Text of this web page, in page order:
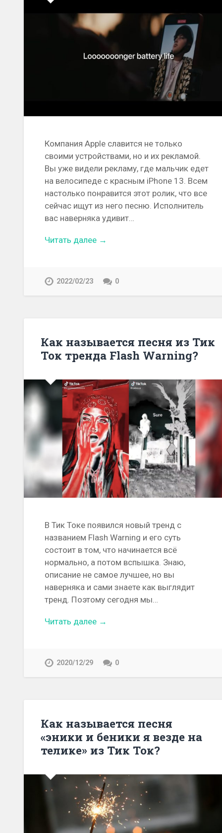
Компания Apple славится не только
своими устройствами, но и их рекламой.
Вы уже видели рекламу, где мальчик едет
на велосипеде с красным iPhone 13. Всем
настолько понравится этот ролик, что все
сейчас ищут из него песню. Исполнитель
вас наверняка удивит…
Читать далее →
2022/02/23 0
Как называется песня из Тик
Ток тренда Flash Warning?
В Тик Токе появился новый тренд с
названием Flash Warning и его суть
состоит в том, что начинается всё
нормально, а потом вспышка. Знаю,
описание не самое лучшее, но вы
наверняка и сами знаете как выглядит
тренд. Поэтому сегодня мы…
Читать далее →
2020/12/29 0
Как называется песня
«эники и беники я везде на
телике» из Тик Ток?